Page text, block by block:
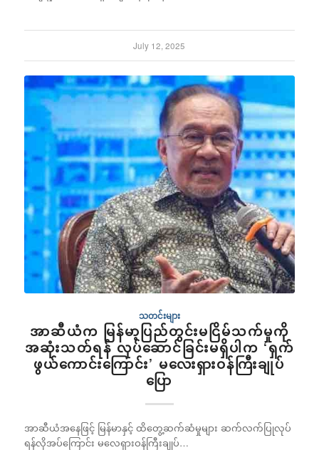
July 12, 2025
သတင်းများ
အာဆီယံက မြန်မာ့ပြည်တွင်းမငြိမ်သက်မှုကို
အဆုံးသတ်ရန် လုပ်ဆောင်ခြင်းမရှိပါက ‘ရှက်
ဖွယ်ကောင်းကြောင်း’ မလေးရှားဝန်ကြီးချုပ်
ပြော
အာဆီယံအနေဖြင့် မြန်မာနှင့် ထိတွေ့ဆက်ဆံမှုများ ဆက်လက်ပြုလုပ်
ရန်လိုအပ်ကြောင်း မလေရှားဝန်ကြီးချုပ်…